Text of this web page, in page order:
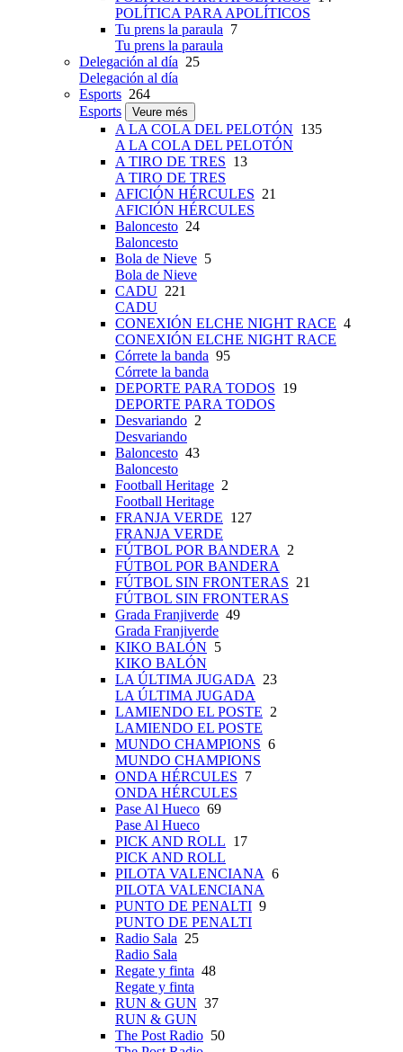
POLÍTICA PARA APOLÍTICOS
Tu prens la paraula 7
Tu prens la paraula
Delegación al día 25
Delegación al día
Esports 264
Esports
Veure més
A LA COLA DEL PELOTÓN 135
A LA COLA DEL PELOTÓN
A TIRO DE TRES 13
A TIRO DE TRES
AFICIÓN HÉRCULES 21
AFICIÓN HÉRCULES
Baloncesto 24
Baloncesto
Bola de Nieve 5
Bola de Nieve
CADU 221
CADU
CONEXIÓN ELCHE NIGHT RACE 4
CONEXIÓN ELCHE NIGHT RACE
Córrete la banda 95
Córrete la banda
DEPORTE PARA TODOS 19
DEPORTE PARA TODOS
Desvariando 2
Desvariando
Baloncesto 43
Baloncesto
Football Heritage 2
Football Heritage
FRANJA VERDE 127
FRANJA VERDE
FÚTBOL POR BANDERA 2
FÚTBOL POR BANDERA
FÚTBOL SIN FRONTERAS 21
FÚTBOL SIN FRONTERAS
Grada Franjiverde 49
Grada Franjiverde
KIKO BALÓN 5
KIKO BALÓN
LA ÚLTIMA JUGADA 23
LA ÚLTIMA JUGADA
LAMIENDO EL POSTE 2
LAMIENDO EL POSTE
MUNDO CHAMPIONS 6
MUNDO CHAMPIONS
ONDA HÉRCULES 7
ONDA HÉRCULES
Pase Al Hueco 69
Pase Al Hueco
PICK AND ROLL 17
PICK AND ROLL
PILOTA VALENCIANA 6
PILOTA VALENCIANA
PUNTO DE PENALTI 9
PUNTO DE PENALTI
Radio Sala 25
Radio Sala
Regate y finta 48
Regate y finta
RUN & GUN 37
RUN & GUN
The Post Radio 50